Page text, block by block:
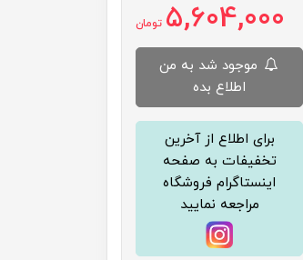
5,604,000 تومان
موجود شد به من
اطلاع بده
برای اطلاع از آخرین
تخفیفات به صفحه
اینستاگرام فروشگاه
مراجعه نمایید